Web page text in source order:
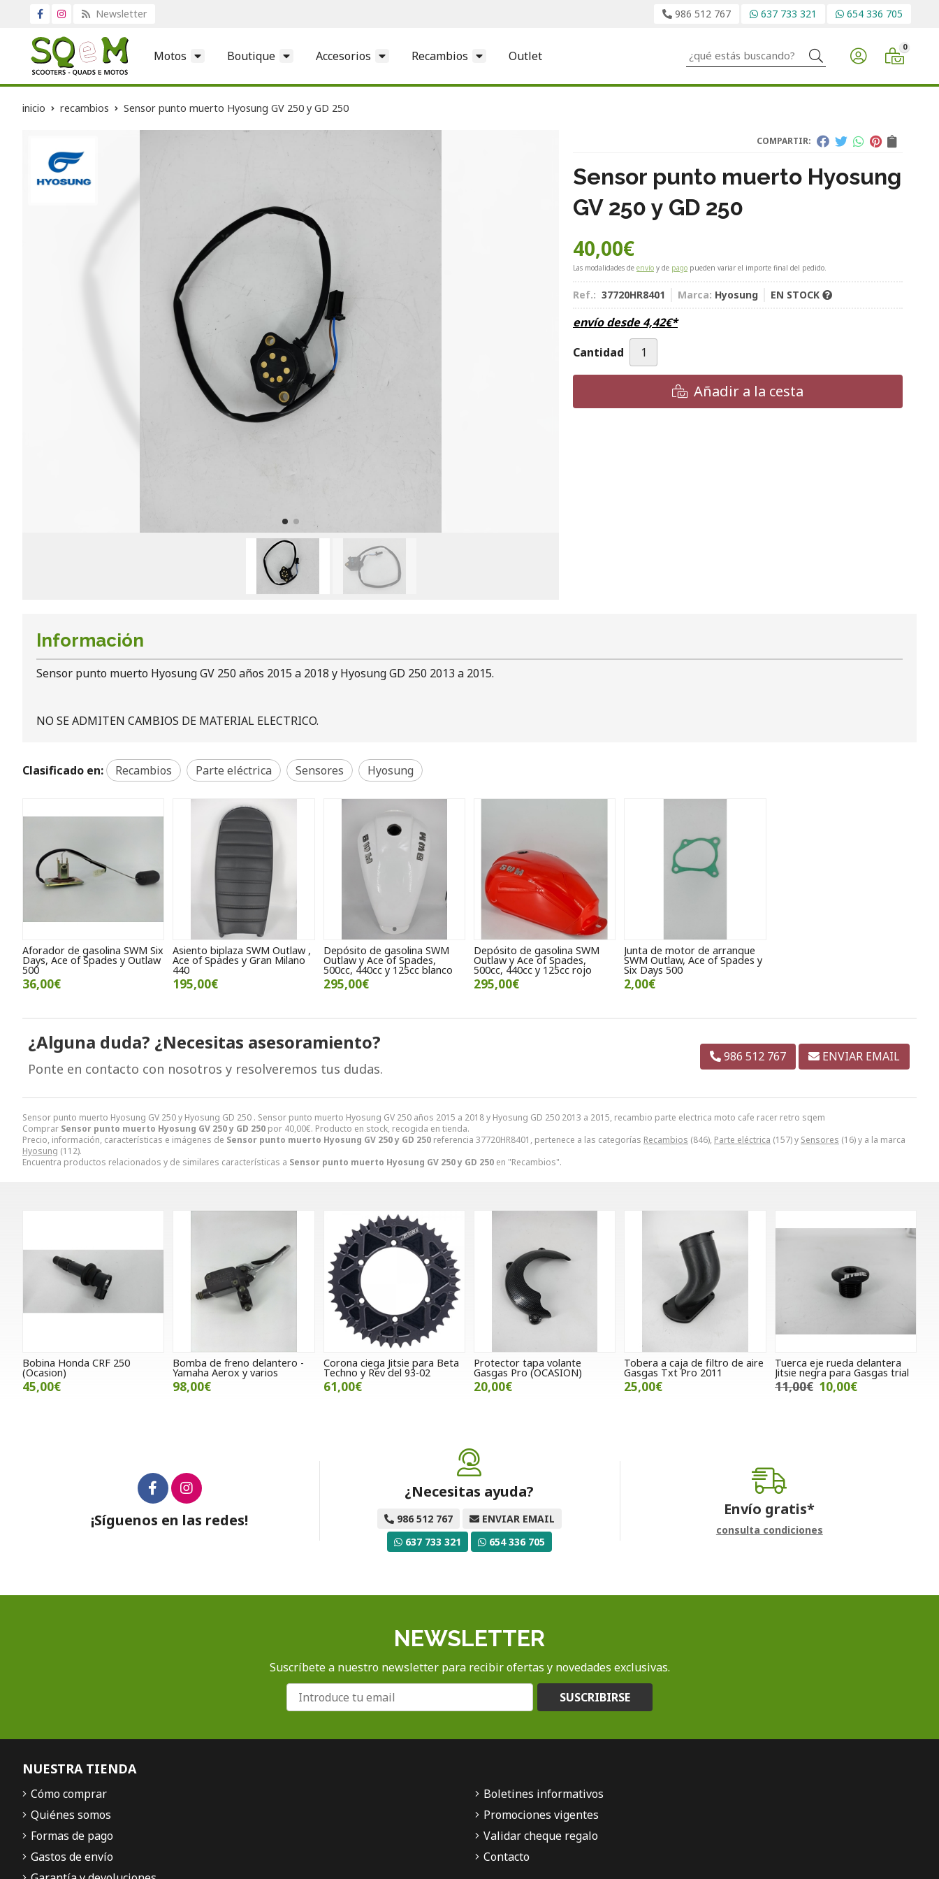
Newsletter 986 512 767 637 733 321 654 336 705
Motos Boutique Accesorios Recambios Outlet Buscar 0
inicio recambios Sensor punto muerto Hyosung GV 250 y GD 250
COMPARTIR:
Sensor punto muerto Hyosung
GV 250 y GD 250
40,00€
Las modalidades de envío y de pago pueden variar el importe final del pedido.
Ref.: 37720HR8401 Marca: Hyosung EN STOCK
envío desde4,42€*
Cantidad
Añadir a la cesta
Sensor punto muerto Hyosung GV 250 y Hyosung GD 250 . Sensor punto muerto Hyosung GV 250 años 2015 a 2018 y Hyosung GD 250 2013 a 2015, recambio parte electrica moto cafe racer retro sqem
Comprar Sensor punto muerto Hyosung GV 250 y GD 250 por 40,00€. Producto en stock, recogida en tienda.
Precio, información, características e imágenes de Sensor punto muerto Hyosung GV 250 y GD 250 referencia 37720HR8401, pertenece a las categorías Recambios (846), Parte eléctrica (157) y Sensores (16) y a la marca
Hyosung (112).
Encuentra productos relacionados y de similares características a Sensor punto muerto Hyosung GV 250 y GD 250 en "Recambios".
Información
Sensor punto muerto Hyosung GV 250 años 2015 a 2018 y Hyosung GD 250 2013 a 2015.
NO SE ADMITEN CAMBIOS DE MATERIAL ELECTRICO.
Clasificado en: Recambios Parte eléctrica Sensores Hyosung
Aforador de gasolina SWM Six
Days, Ace of Spades y Outlaw
500
36,00€
Asiento biplaza SWM Outlaw ,
Ace of Spades y Gran Milano
440
195,00€
Depósito de gasolina SWM
Outlaw y Ace of Spades,
500cc, 440cc y 125cc blanco
295,00€
Depósito de gasolina SWM
Outlaw y Ace of Spades,
500cc, 440cc y 125cc rojo
295,00€
Junta de motor de arranque
SWM Outlaw, Ace of Spades y
Six Days 500
2,00€
¿Alguna duda? ¿Necesitas asesoramiento?
Ponte en contacto con nosotros y resolveremos tus dudas.
986 512 767 ENVIAR EMAIL
Bobina Honda CRF 250
(Ocasion)
45,00€
Bomba de freno delantero -
Yamaha Aerox y varios
98,00€
Corona ciega Jitsie para Beta
Techno y Rev del 93-02
61,00€
Protector tapa volante
Gasgas Pro (OCASION)
20,00€
Tobera a caja de filtro de aire
Gasgas Txt Pro 2011
25,00€
Tuerca eje rueda delantera
Jitsie negra para Gasgas trial
11,00€ 10,00€
¡Síguenos en las redes!
¿Necesitas ayuda?
986 512 767
ENVIAR EMAIL
637 733 321
654 336 705
Envío gratis*
consulta condiciones
NEWSLETTER
Suscríbete a nuestro newsletter para recibir ofertas y novedades exclusivas.
SUSCRIBIRSE
NUESTRA TIENDA
Cómo comprar
Quiénes somos
Formas de pago
Gastos de envío
Boletines informativos
Promociones vigentes
Validar cheque regalo
Contacto